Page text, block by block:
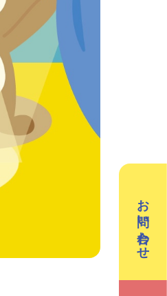
英会話（中学生）
週2回で広がる世界
お問い合わせ